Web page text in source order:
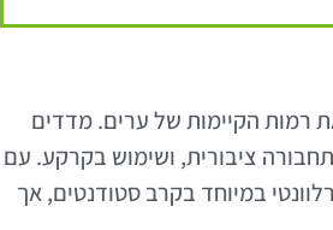
רמות הקיימות של ערים. מדדים
תחבורה ציבורית, ושימוש בקרקע. עם
במיוחד בקרב סטודנטים, אך